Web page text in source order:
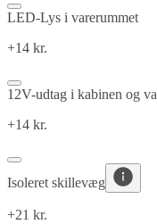
LED-Lys i varerummet
+14 kr.
12V-udtag i kabinen og
+14 kr.
Isoleret skillevæg
+21 kr.